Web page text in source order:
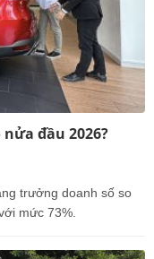
đầu 2026?
trưởng doanh số so
mức 73%.